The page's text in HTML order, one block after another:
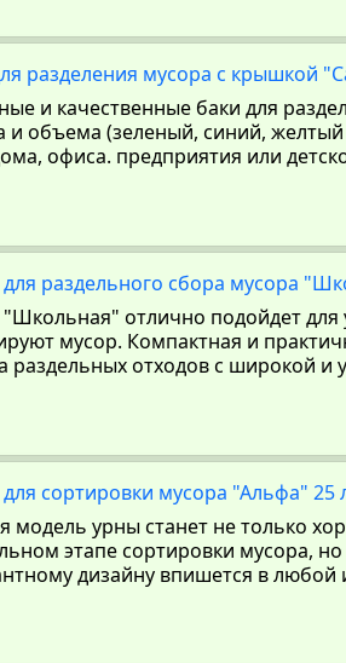
разделения мусора с крышкой
и качественные баки для
и объема (зеленый, синий,
офиса. предприятия или
раздельного сбора мусора
отлично подойдет для
мусор. Компактная и
раздельных отходов с широкой и
сортировки мусора "Альфа" 25
модель урны станет не только
этапе сортировки мусора,
дизайну впишется в любой